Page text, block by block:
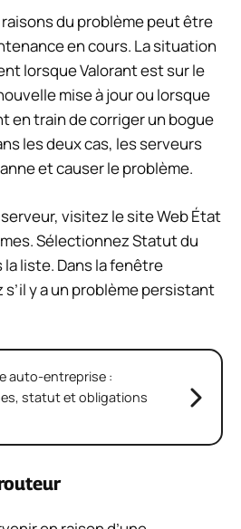
raisons du problème peut être
en cours. La situation
lorsque Valorant est sur le
mise à jour ou lorsque
en train de corriger un bogue
les deux cas, les serveurs
et causer le problème.
visitez le site Web État
Sélectionnez Statut du
liste. Dans la fenêtre
y a un problème persistant
auto-entreprise :
statut et obligations